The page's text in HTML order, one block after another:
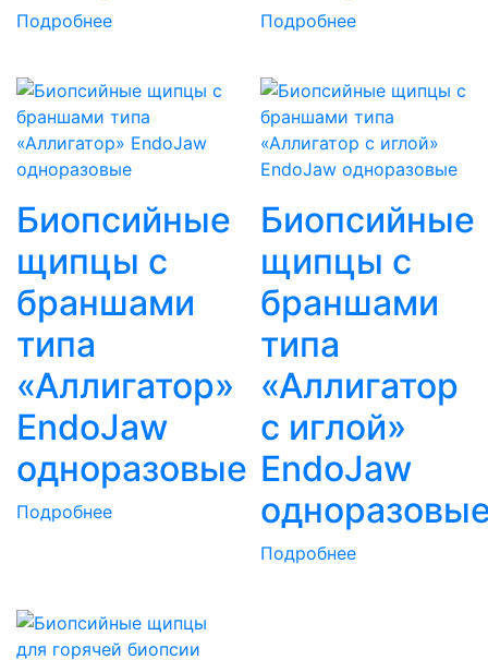
Подробнее Подробнее
Биопсийные
щипцы с
браншами
типа
«Аллигатор»
EndoJaw
одноразовые
Подробнее
Биопсийные
щипцы с
браншами
типа
«Аллигатор
с иглой»
EndoJaw
Подробнее